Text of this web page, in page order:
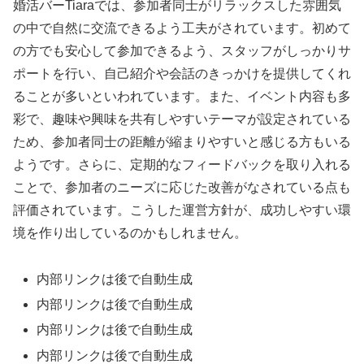
婚活バーTiaraでは、参加者同士がリラックスした雰囲気
の中で自然に交流できるよう工夫がされています。初めて
の方でも安心して参加できるよう、スタッフがしっかりサ
ポートを行い、自己紹介や会話のきっかけを提供してくれ
ることが多いといわれています。また、イベント内容も多
彩で、趣味や興味を共有しやすいテーマが設定されている
ため、参加者同士の距離が縮まりやすいと感じる方もいる
ようです。さらに、定期的なフィードバックを取り入れる
ことで、参加者のニーズに応じた改善がなされている点も
評価されています。こうした運営方針が、成功しやすい環
境を作り出しているのかもしれません。
内部リンクは後で自動生成
内部リンクは後で自動生成
内部リンクは後で自動生成
内部リンクは後で自動生成